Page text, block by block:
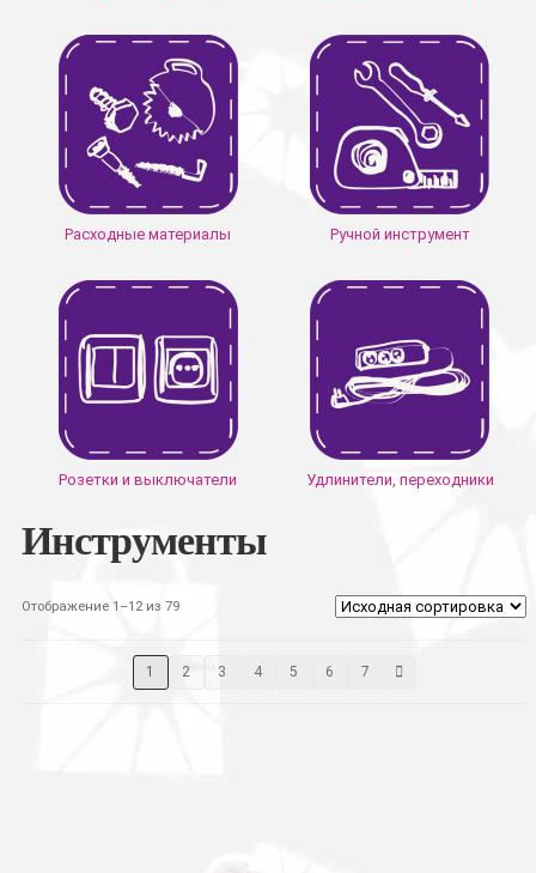
Расходные материалы Ручной инструмент
Розетки и выключатели Удлинители, переходники
Инструменты
Отображение 1–12 из 79
1 2 3 4 5 6 7